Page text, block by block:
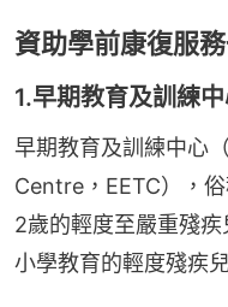
資助學前康復服
1.早期教育及訓練中
早期教育及訓練中心
Centre，EETC），
2歲的輕度至嚴重殘
小學教育的輕度殘疾